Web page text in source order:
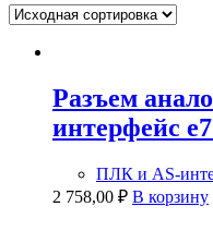
Разъем
интерфейс
ПЛК и AS-
2 758,00 ₽ В корзину